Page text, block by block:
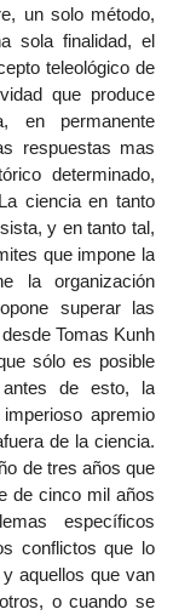
un solo método,
sola finalidad, el
teleológico de
que produce
en permanente
respuestas mas
determinado,
ciencia en tanto
y en tanto tal,
que impone la
la organización
superar las
Tomas Kunh
sólo es posible
de esto, la
apremio
de la ciencia.
de tres años que
de cinco mil años
específicos
conflictos que lo
aquellos que van
o cuando se